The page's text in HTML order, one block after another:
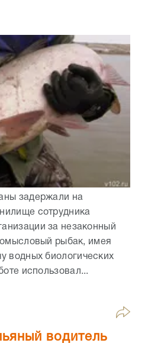
задержали на
сотрудника
за незаконный
рыбак, имея
водных биологических
использовал...
водитель